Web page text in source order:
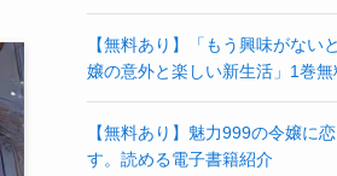
【無料あり】「もう興味がない
嬢の意外と楽しい新生活」1巻
【無料あり】魅力999の令嬢に
す。読める電子書籍紹介